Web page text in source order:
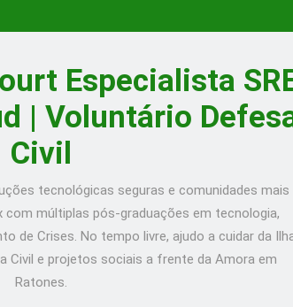
Configurar
Certbot
no
–
Post
in
English
é
Guia
para
Iniciantes
com
Exemplos!
Desenvolvendo
Completa
em
ToDo
API
How
Cockpit
Web
on
Ubuntu
20.10
Server
Post
in
English
para
Configurar
com
Certbot
no
Ubuntu
Post
in
English
que
é
Kubernetes?
Um
Guia
para
Iniciantes
Exemplos!
🚀
Desenvolvendo
Aplicação
Completa
em
Go:
API
How
Install
Cockpit
Web
Console
Ubuntu
20.10
Server
–
Post
in
English
Prático
para
Configurar
Nginx
Certbot
no
Ubuntu
–
Post
in
English
Especialista
| Voluntário
Civil
tecnológicas seguras e comunidades mais
com múltiplas pós-graduações em tecnologia,
de Crises. No tempo livre, ajudo a cuidar da
Civil e projetos sociais a frente da Amora em
Ratones.